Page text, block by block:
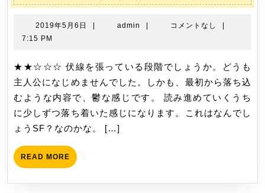
し
た
憶
の
（上）
を
読
み
2019年5月6日
2019
月
| admin admin
| コメントなし
|
7:15 PM
★★☆☆☆ 伏線を張っている段階でしょうか。どうも
主人公になじめませんでした。しかも、最初から落ち込
むような内容で、鬱な感じです。 読み進めていくうち
に少しずつ落ち着いた感じになります。これはなんでし
ょうSF？なのかな。 […]
READ MORE READ
MORE